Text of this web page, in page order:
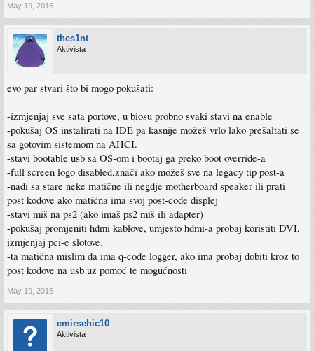
May 19, 2016
thes1nt
Aktivista
evo par stvari što bi mogo pokušati:
-izmjenjaj sve sata portove, u biosu probno svaki stavi na enable
-pokušaj OS instalirati na IDE pa kasnije možeš vrlo lako prešaltati se
sa gotovim sistemom na AHCI.
-stavi bootable usb sa OS-om i bootaj ga preko boot override-a
-full screen logo disabled,znači ako možeš sve na legacy tip post-a
-nađi sa stare neke matične ili negdje motherboard speaker ili prati
post kodove ako matična ima svoj post-code displej
-stavi miš na ps2 (ako imaš ps2 miš ili adapter)
-pokušaj promjeniti hdmi kablove, umjesto hdmi-a probaj koristiti DVI,
izmjenjaj pci-e slotove.
-ta matična mislim da ima q-code logger, ako ima probaj dobiti kroz to
post kodove na usb uz pomoć te mogućnosti
May 19, 2016
emirsehic10
Aktivista